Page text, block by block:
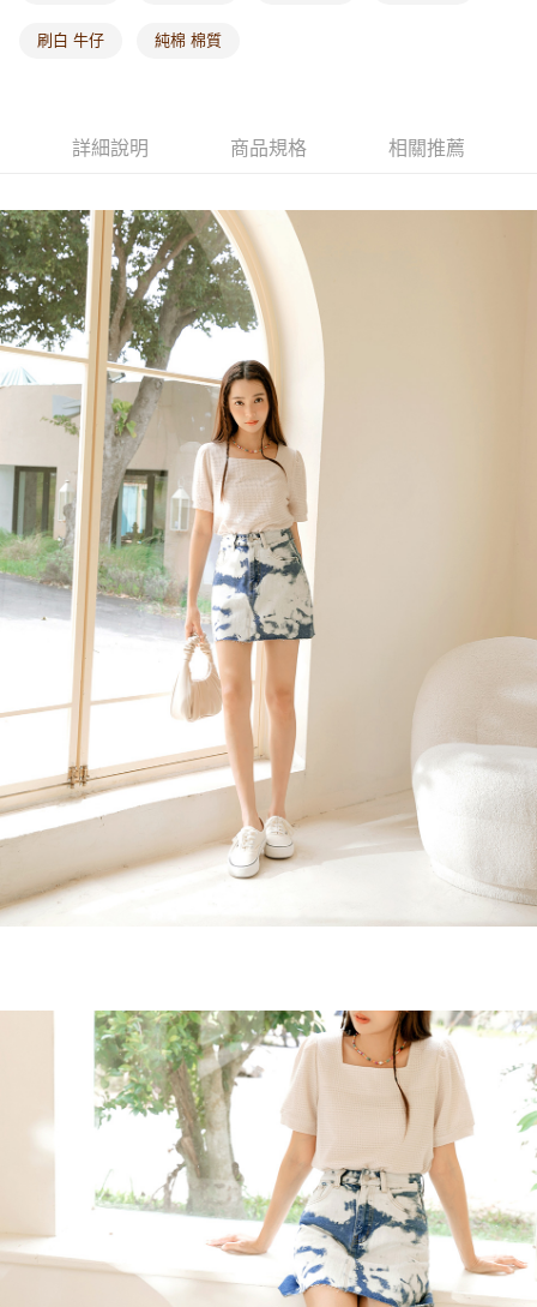
刷白 牛仔 純棉 棉質
詳細說明 商品規格 相關推薦